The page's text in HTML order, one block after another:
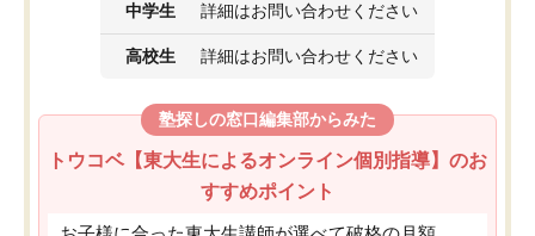
中学生 詳細はお問い合わせください
高校生 詳細はお問い合わせください
塾探しの窓口編集部からみた
トウコベ【東大生によるオンライン個別指導】のお
すすめポイント